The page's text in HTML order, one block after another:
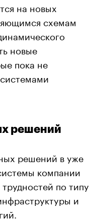
на новых
схемам
новые
пока не
решений
решений в уже
компании
по типу
и